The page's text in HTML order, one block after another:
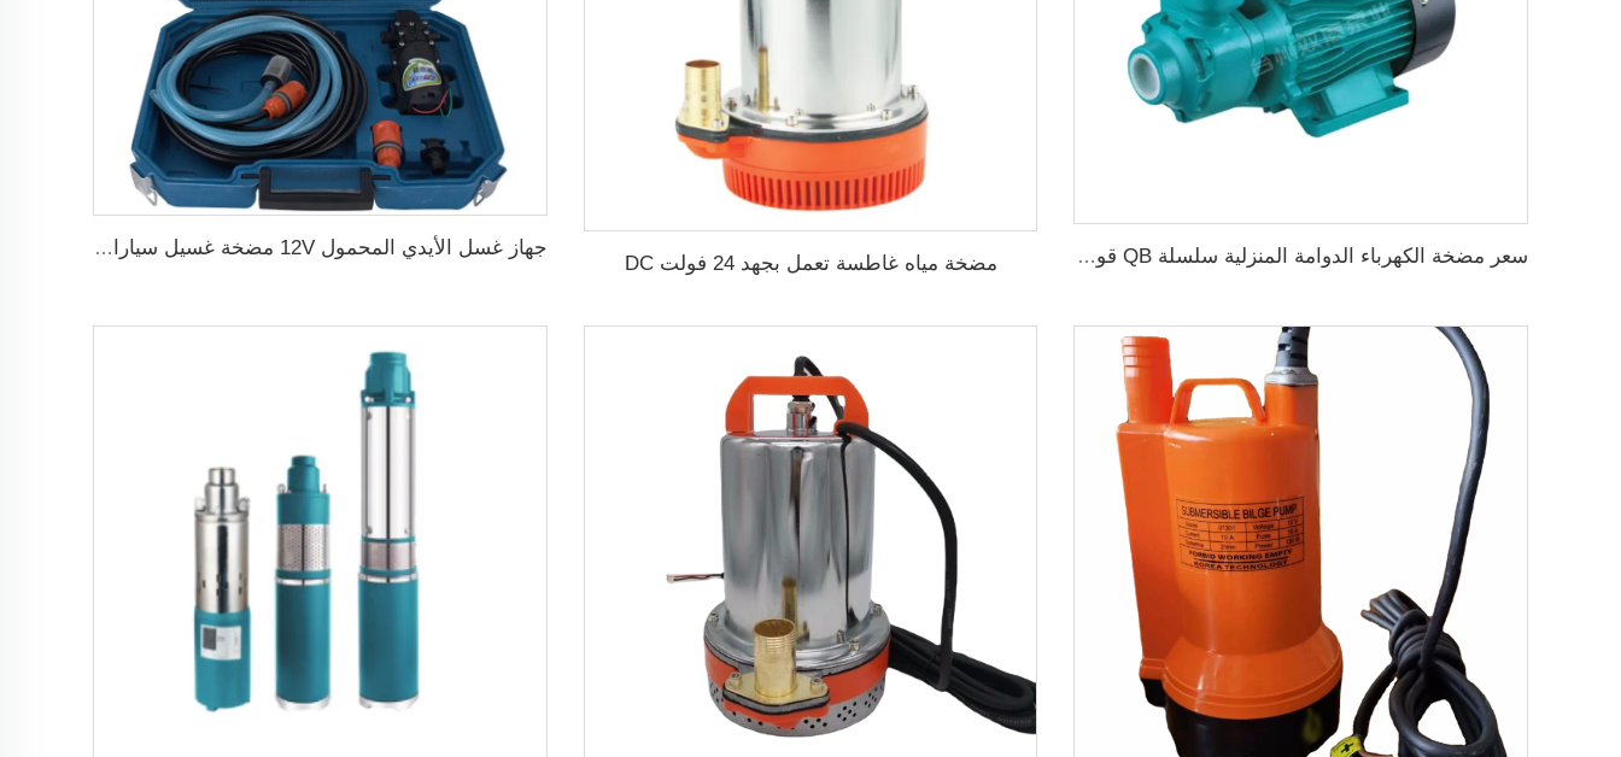
سعر مضخة الكهرباء الدوامة المنزلية سلسلة QB قوة 0.37KW 0.5 حصان مضخة محيطيةQB60 مضخة مياه غاطسة تعمل بجهد 24 فولت DC
جهاز غسل الأيدي المحمول 12V مضخة غسيل سيارات عالية الضغط